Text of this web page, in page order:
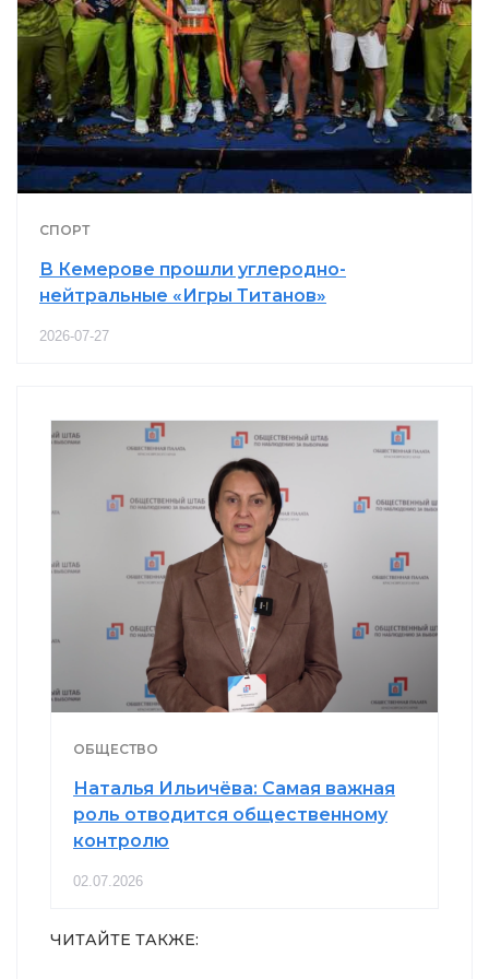
СПОРТ
В Кемерове прошли углеродно-
нейтральные «Игры Титанов»
2026-07-27
ОБЩЕСТВО
Наталья Ильичёва: Самая важная
роль отводится общественному
контролю
02.07.2026
ЧИТАЙТЕ ТАКЖЕ: